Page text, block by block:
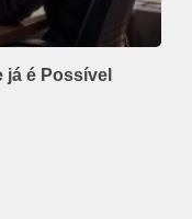
já é Possível